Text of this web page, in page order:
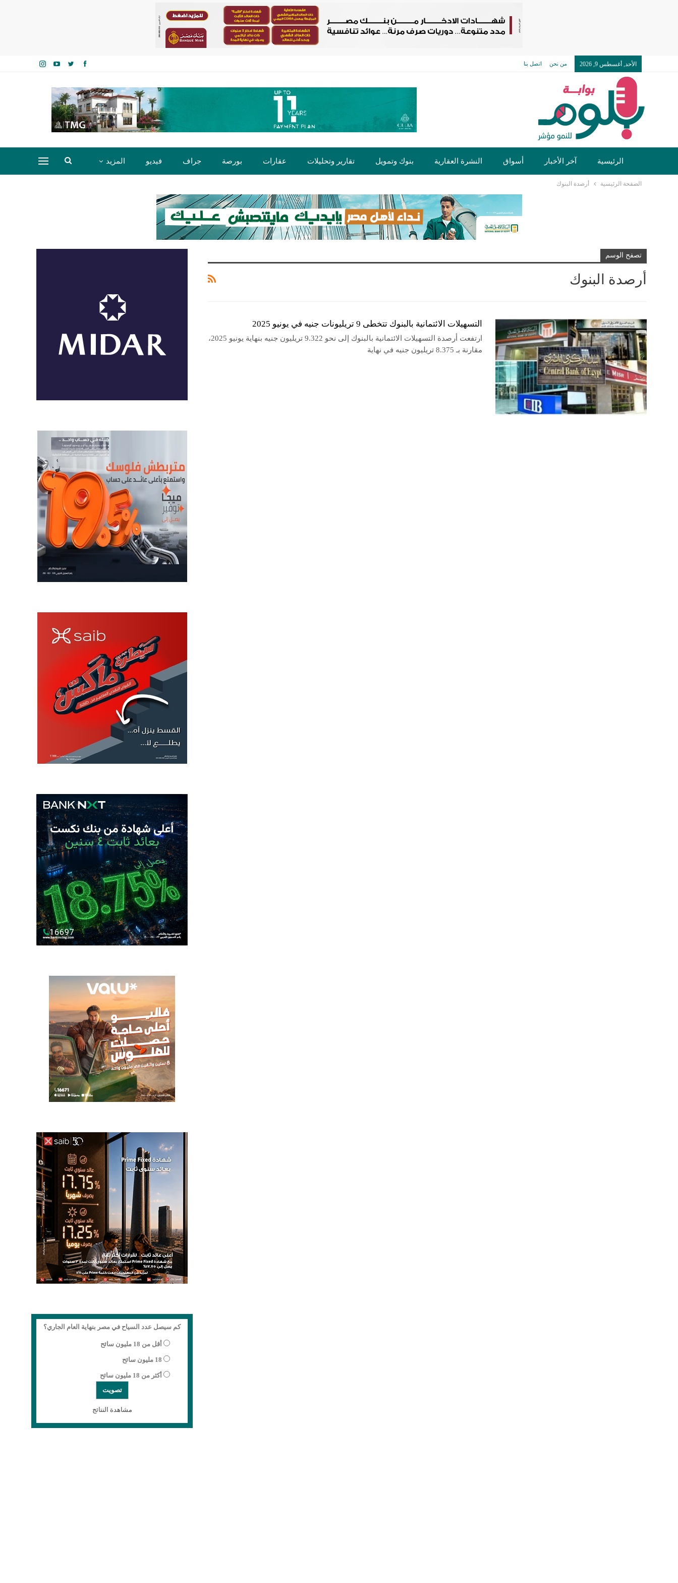
الأحد, أغسطس 9, 2026 من نحن اتصل بنا
الرئيسية آخر الأخبار أسواق النشرة العقارية بنوك وتمويل تقارير وتحليلات عقارات بورصة جراف فيديو المزيد
الصفحة الرئيسية أرصدة البنوك
تصفح الوسم
أرصدة البنوك
التسهيلات الائتمانية بالبنوك تتخطى 9 تريليونات جنيه في يونيو 2025
ارتفعت أرصدة التسهيلات الائتمانية بالبنوك إلى نحو 9.322 تريليون جنيه بنهاية يونيو 2025،
مقارنة بـ 8.375 تريليون جنيه في نهاية
كم سيصل عدد السياح في مصر بنهاية العام الجاري؟
أقل من 18 مليون سائح
18 مليون سائح
أكثر من 18 مليون سائح
مشاهدة النتائج